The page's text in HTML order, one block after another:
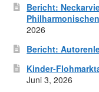
Bericht:
2026
Bericht:
Kinder-
Juni 3, 2026